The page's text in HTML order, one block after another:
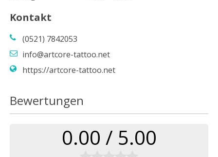
Kontakt
(0521) 7842053
info@artcore-tattoo.net
https://artcore-tattoo.net
Bewertungen
0.00 / 5.00